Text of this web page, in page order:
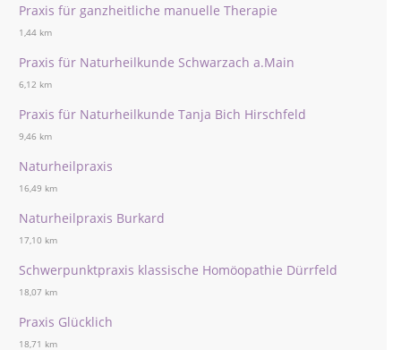
Praxis für ganzheitliche manuelle Therapie
1,44 km
Praxis für Naturheilkunde Schwarzach a.Main
6,12 km
Praxis für Naturheilkunde Tanja Bich Hirschfeld
9,46 km
Naturheilpraxis
16,49 km
Naturheilpraxis Burkard
17,10 km
Schwerpunktpraxis klassische Homöopathie Dürrfeld
18,07 km
Praxis Glücklich
18,71 km